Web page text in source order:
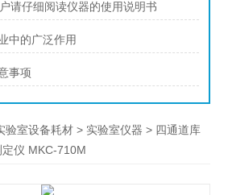
请仔细阅读仪器的使用说明书
中的广泛作用
事项
验室设备耗材 > 实验室仪器 > 四通道库
仪 MKC-710M